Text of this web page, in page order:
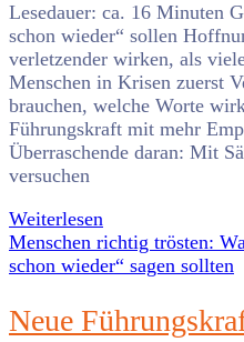
Lesedauer: ca. 16 Minuten
schon wieder“ sollen
verletzender wirken, als
Menschen in Krisen zuerst
brauchen, welche Worte
Führungskraft mit mehr
Überraschende daran: Mit
versuchen
Weiterlesen
Menschen richtig trösten:
schon wieder“ sagen sollten
Neue